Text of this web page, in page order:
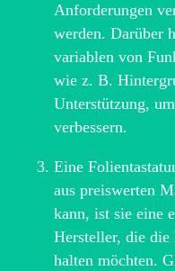
Anforderungen
werden. Darüber
variablen von
wie z. B.
Unterstützung,
verbessern.
Eine
aus preiswerten
kann, ist sie eine
Hersteller, die die
halten möchten.